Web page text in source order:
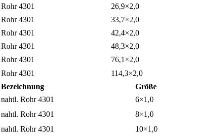
Rohr 4301
26,9×2,0
Rohr 4301
33,7×2,0
Rohr 4301
42,4×2,0
Rohr 4301
48,3×2,0
Rohr 4301
76,1×2,0
Rohr 4301
114,3×2,0
Bezeichnung
Größe
nahtl. Rohr 4301
6×1,0
nahtl. Rohr 4301
8×1,0
nahtl. Rohr 4301
10×1,0